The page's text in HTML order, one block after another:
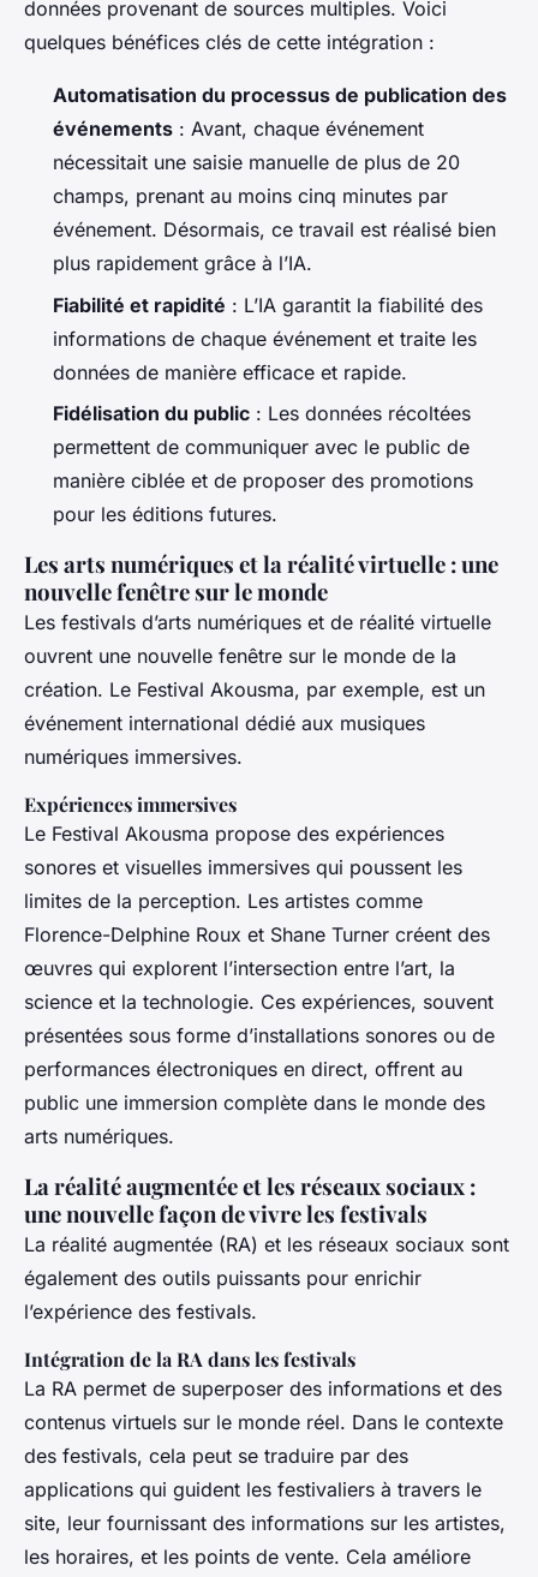
données provenant de sources multiples. Voici
quelques bénéfices clés de cette intégration :
Automatisation du processus de publication des
événements : Avant, chaque événement
nécessitait une saisie manuelle de plus de 20
champs, prenant au moins cinq minutes par
événement. Désormais, ce travail est réalisé bien
plus rapidement grâce à l’IA.
Fiabilité et rapidité : L’IA garantit la fiabilité des
informations de chaque événement et traite les
données de manière efficace et rapide.
Fidélisation du public : Les données récoltées
permettent de communiquer avec le public de
manière ciblée et de proposer des promotions
pour les éditions futures.
Les arts numériques et la réalité virtuelle : une
nouvelle fenêtre sur le monde
Les festivals d’arts numériques et de réalité virtuelle
ouvrent une nouvelle fenêtre sur le monde de la
création. Le Festival Akousma, par exemple, est un
événement international dédié aux musiques
numériques immersives.
Expériences immersives
Le Festival Akousma propose des expériences
sonores et visuelles immersives qui poussent les
limites de la perception. Les artistes comme
Florence-Delphine Roux et Shane Turner créent des
œuvres qui explorent l’intersection entre l’art, la
science et la technologie. Ces expériences, souvent
présentées sous forme d’installations sonores ou de
performances électroniques en direct, offrent au
public une immersion complète dans le monde des
arts numériques.
La réalité augmentée et les réseaux sociaux :
une nouvelle façon de vivre les festivals
La réalité augmentée (RA) et les réseaux sociaux sont
également des outils puissants pour enrichir
l’expérience des festivals.
Intégration de la RA dans les festivals
La RA permet de superposer des informations et des
contenus virtuels sur le monde réel. Dans le contexte
des festivals, cela peut se traduire par des
applications qui guident les festivaliers à travers le
site, leur fournissant des informations sur les artistes,
les horaires, et les points de vente. Cela améliore